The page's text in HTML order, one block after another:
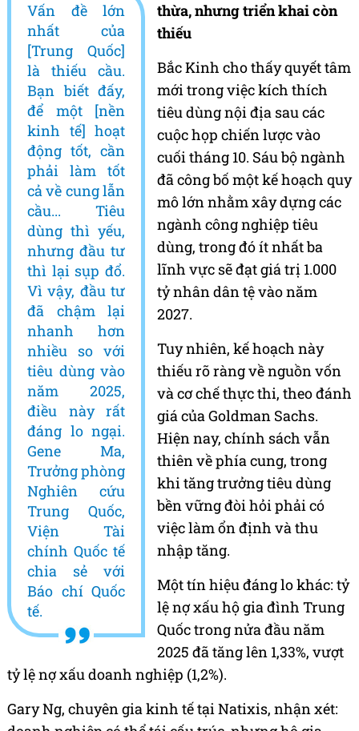
Vấn đề lớn
nhất của
[Trung Quốc]
là thiếu cầu.
Bạn biết đấy,
để một [nền
kinh tế] hoạt
động tốt, cần
phải làm tốt
cả về cung lẫn
cầu... Tiêu
dùng thì yếu,
nhưng đầu tư
thì lại sụp đổ.
Vì vậy, đầu tư
đã chậm lại
nhanh hơn
nhiều so với
tiêu dùng vào
năm 2025,
điều này rất
đáng lo ngại.
Gene Ma,
Trưởng phòng
Nghiên cứu
Trung Quốc,
Viện Tài
chính Quốc tế
chia sẻ với
Báo chí Quốc
tế.
thừa, nhưng triển khai còn
thiếu
Bắc Kinh cho thấy quyết tâm
mới trong việc kích thích
tiêu dùng nội địa sau các
cuộc họp chiến lược vào
cuối tháng 10. Sáu bộ ngành
đã công bố một kế hoạch quy
mô lớn nhằm xây dựng các
ngành công nghiệp tiêu
dùng, trong đó ít nhất ba
lĩnh vực sẽ đạt giá trị 1.000
tỷ nhân dân tệ vào năm
2027.
Tuy nhiên, kế hoạch này
thiếu rõ ràng về nguồn vốn
và cơ chế thực thi, theo đánh
giá của Goldman Sachs.
Hiện nay, chính sách vẫn
thiên về phía cung, trong
khi tăng trưởng tiêu dùng
bền vững đòi hỏi phải có
việc làm ổn định và thu
nhập tăng.
Một tín hiệu đáng lo khác: tỷ
lệ nợ xấu hộ gia đình Trung
Quốc trong nửa đầu năm
2025 đã tăng lên 1,33%, vượt
tỷ lệ nợ xấu doanh nghiệp (1,2%).
Gary Ng, chuyên gia kinh tế tại Natixis, nhận xét: